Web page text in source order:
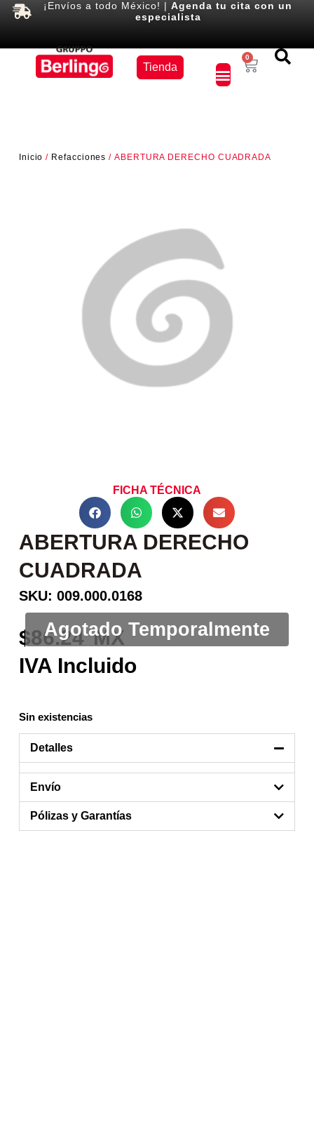
¡Envíos a todo México! |Agenda tu cita con un
especialista
Tienda
0
Inicio / Refacciones / ABERTURA DERECHO CUADRADA
FICHA TÉCNICA
ABERTURA DERECHO
CUADRADA
SKU: 009.000.0168
86.24
Sin existencias
Detalles
Envío
Pólizas y Garantías